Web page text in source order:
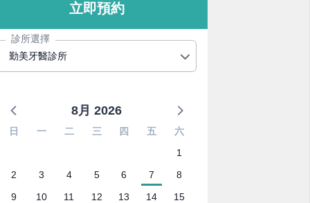
立即預約
診所選擇
勤美牙醫診所
8月 2026
日 一 二 三 四 五
六
1
2
3 4 5 6 7
8
9
10 11 12 13 14
15